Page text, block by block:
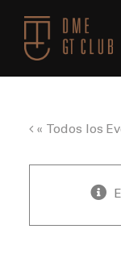
contenido
« Todos los